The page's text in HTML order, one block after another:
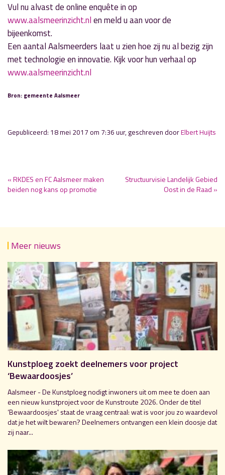
Vul nu alvast de online enquête in op
www.aalsmeerinzicht.nlen meld u aan voor de
bijeenkomst.
Een aantal Aalsmeerders laat u zien hoe zij nu al bezig zijn
met technologie en innovatie. Kijk voor hun verhaal op
www.aalsmeerinzicht.nl
Bron: gemeente Aalsmeer
Gepubliceerd: 18 mei 2017 om 7:36 uur, geschreven doorElbert Huijts
« RKDES en FC Aalsmeer maken
beiden nog kans op promotie
Structuurvisie Landelijk Gebied
Oost in de Raad »
Meer nieuws
Kunstploeg zoekt deelnemers voor project
‘Bewaardoosjes’
Aalsmeer - De Kunstploeg nodigt inwoners uit om mee te doen aan
een nieuw kunstproject voor de Kunstroute 2026. Onder de titel
‘Bewaardoosjes' staat de vraag centraal: wat is voor jou zo waardevol
dat je het wilt bewaren? Deelnemers ontvangen een klein doosje dat
zij naar...